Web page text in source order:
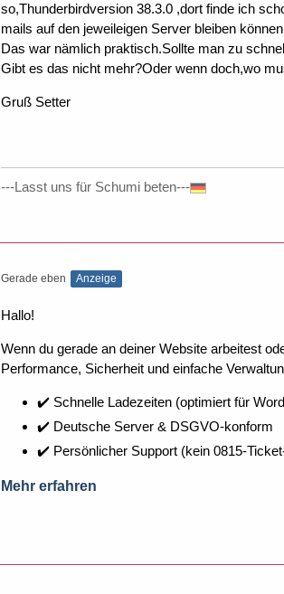
so,Thunderbirdversion 38.3.0 ,dort finde ich
mails auf den jeweileigen Server bleiben
Das war nämlich praktisch.Sollte man zu
Gibt es das nicht mehr?Oder wenn doch,wo
Gruß Setter
---Lasst uns für Schumi beten---
Gerade eben Anzeige
Hallo!
Wenn du gerade an deiner Website arbeitest
Performance, Sicherheit und einfache
✔️ Schnelle Ladezeiten (optimiert für
✔️ Deutsche Server & DSGVO-konform
✔️ Persönlicher Support (kein 0815-
Mehr erfahren